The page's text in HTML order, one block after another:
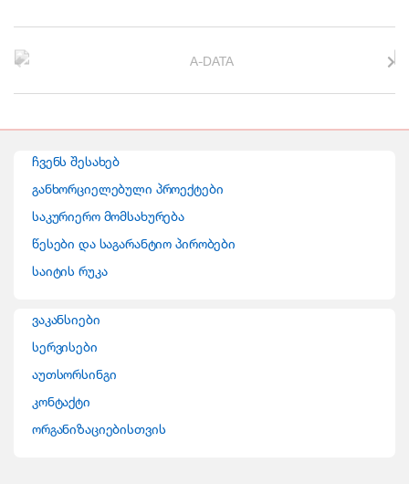
ჩვენს შესახებ
განხორციელებული პროექტები
საკურიერო მომსახურება
წესები და საგარანტიო პირობები
საიტის რუკა
ვაკანსიები
სერვისები
აუთსორსინგი
კონტაქტი
ორგანიზაციებისთვის